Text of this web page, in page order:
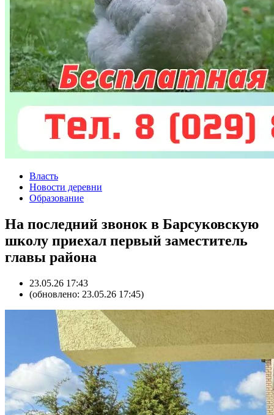
Власть
Новости деревни
Образование
На последний звонок в Барсуковскую
школу приехал первый заместитель
главы района
23.05.26 17:43
(обновлено: 23.05.26 17:45)